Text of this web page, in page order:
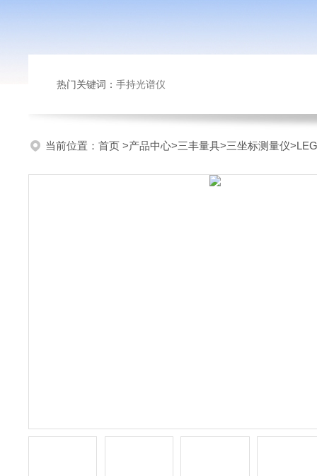
热门关键词： 手持光谱仪
当前位置： 首页 >产品中心>三丰量具>三坐标测量仪